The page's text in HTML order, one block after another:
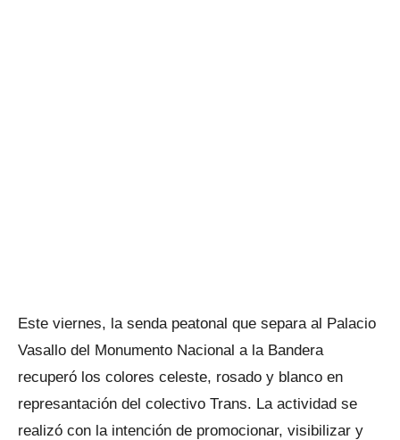
Este viernes, la senda peatonal que separa al Palacio
Vasallo del Monumento Nacional a la Bandera
recuperó los colores celeste, rosado y blanco en
represantación del colectivo Trans. La actividad se
realizó con la intención de promocionar, visibilizar y